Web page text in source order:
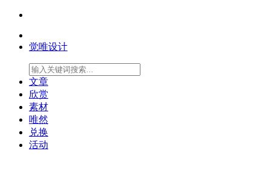
觉唯设计
文章
欣赏
素材
唯然
兑换
活动